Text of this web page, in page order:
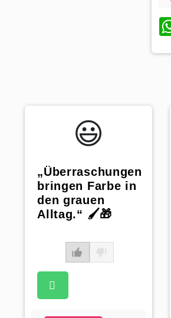
😃️
„Überraschungen
bringen Farbe in
den grauen
Alltag.“ 🖌️🎁